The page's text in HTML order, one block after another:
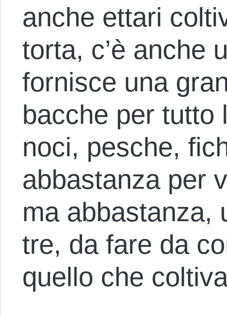
anche ettari
torta, c’è anche
fornisce una
bacche per tutto
noci, pesche,
abbastanza per
ma abbastanza,
tre, da fare da
quello che